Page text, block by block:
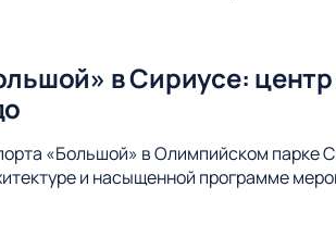
в Сириусе:
«Большой» в Олимпийском парке
и насыщенной программе